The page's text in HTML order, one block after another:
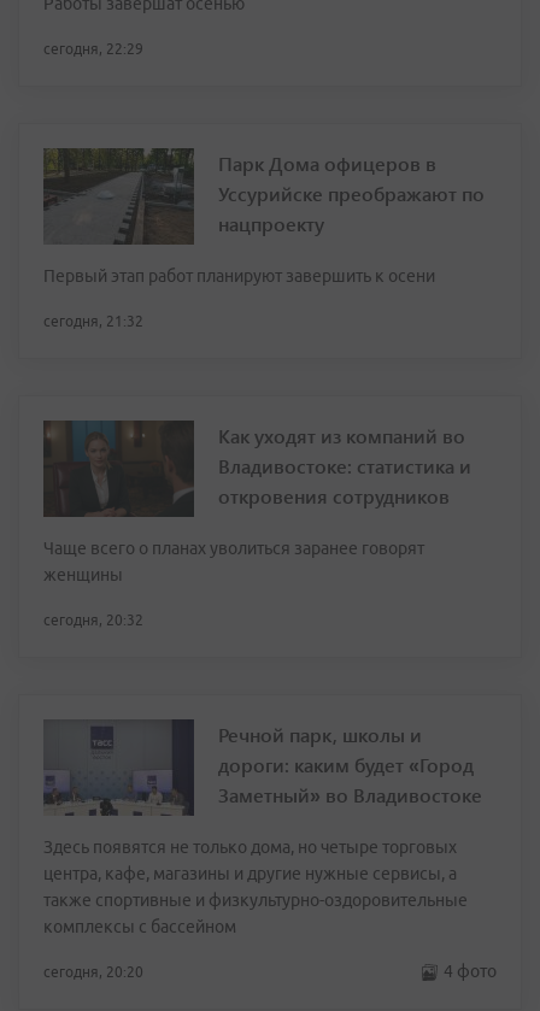
сегодня, 22:29
Парк Дома офицеров в
Уссурийске преображают по
нацпроекту
Первый этап работ планируют завершить к осени
сегодня, 21:32
Как уходят из компаний во
Владивостоке: статистика и
откровения сотрудников
Чаще всего о планах уволиться заранее говорят
женщины
сегодня, 20:32
Речной парк, школы и
дороги: каким будет «Город
Заметный» во Владивостоке
Здесь появятся не только дома, но четыре торговых
центра, кафе, магазины и другие нужные сервисы, а
также спортивные и физкультурно-оздоровительные
комплексы с бассейном
сегодня, 20:20 4 фото